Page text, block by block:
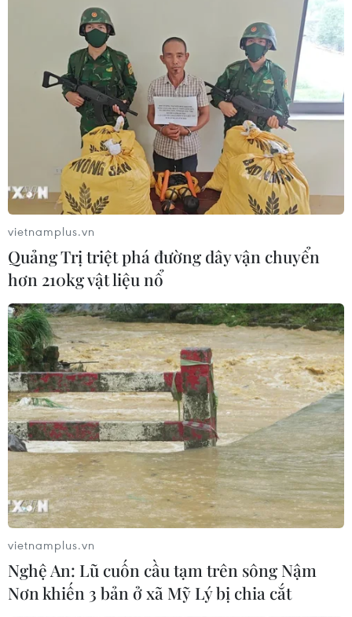
TIN CÙNG CHUYÊN MỤC
Phim Việt tham dự Liên hoan phim
ASEAN 2026 tại Hong Kong
07/08/2026 15:44
Doanh thu Người Nhện tăng nhanh
tại phòng vé Việt
03/08/2026 07:17
vietnamplus.vn
Quảng Trị triệt phá đường dây vận chuyển
hơn 210kg vật liệu nổ
vietnamplus.vn
Nghệ An: Lũ cuốn cầu tạm trên sông Nậm
Nơn khiến 3 bản ở xã Mỹ Lý bị chia cắt